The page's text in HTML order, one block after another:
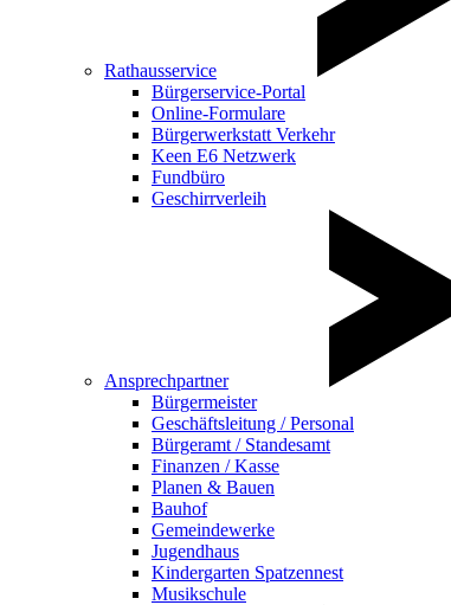
Rathausservice
Bürgerservice-Portal
Online-Formulare
Bürgerwerkstatt Verkehr
Keen E6 Netzwerk
Fundbüro
Geschirrverleih
Ansprechpartner
Bürgermeister
Geschäftsleitung / Personal
Bürgeramt / Standesamt
Finanzen / Kasse
Planen & Bauen
Bauhof
Gemeindewerke
Jugendhaus
Kindergarten Spatzennest
Musikschule